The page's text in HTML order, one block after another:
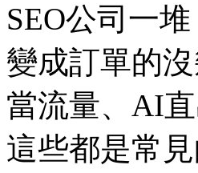
SEO公司一
變成訂單的
當流量、AI
這些都是常